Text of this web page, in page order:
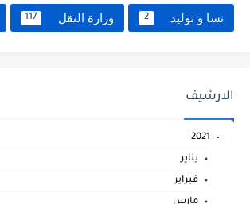
نسا و توليد 2 وزارة النقل 117
الارشيف
2021
يناير
فبراير